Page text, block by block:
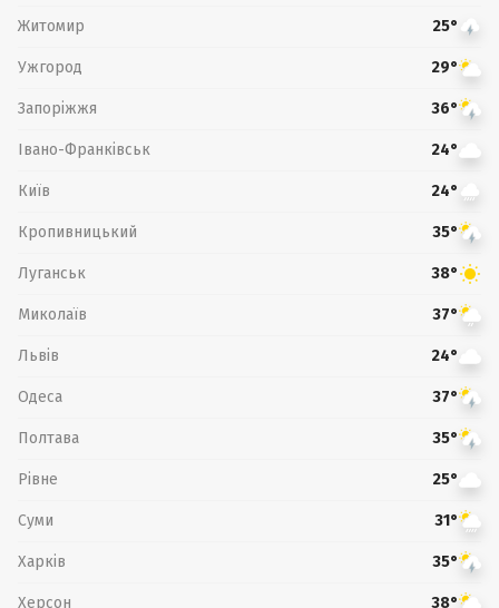
Житомир 25°
Ужгород 29°
Запоріжжя 36°
Івано-Франківськ 24°
Київ 24°
Кропивницький 35°
Луганськ 38°
Миколаїв 37°
Львів 24°
Одеса 37°
Полтава 35°
Рівне 25°
Суми 31°
Харків 35°
Херсон 38°